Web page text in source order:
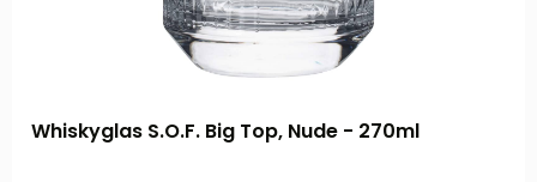
Whiskyglas S.O.F. Big Top, Nude - 270ml